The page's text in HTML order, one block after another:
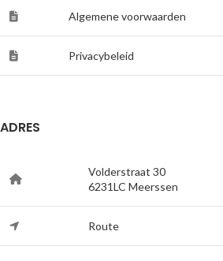
Algemene voorwaarden
Privacybeleid
ADRES
Volderstraat 30
6231LC Meerssen
Route